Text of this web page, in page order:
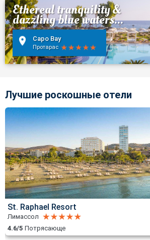
Ethereal tranquility &
dazzling blue waters...
Capo Bay
Протарас
Лучшие роскошные отели
St. Raphael Resort
Лимассол
4.6/5 Потрясающе